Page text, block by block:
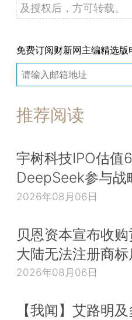
及授权后，方可转载。
免费订阅财新网主编精选版
推荐阅读
宇树科技IPO估值
DeepSeek参与战
2026年08月06日
贝恩资本宣布收
大陆无法注册商
2026年08月06日
【我闻】艾路明